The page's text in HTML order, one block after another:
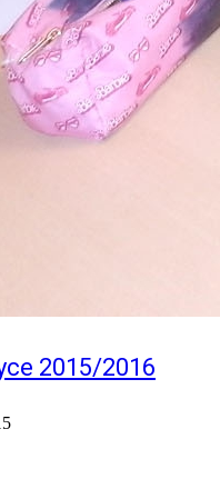
2015/2016